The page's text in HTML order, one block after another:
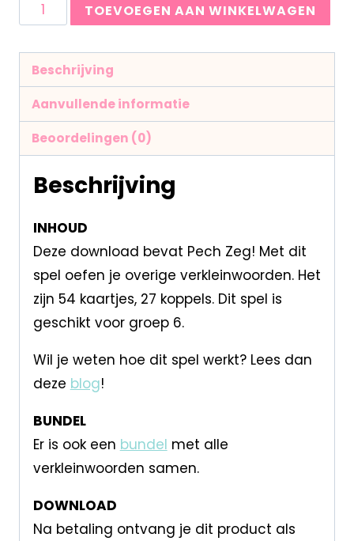
TOEVOEGEN AAN WINKELWAGEN
Beschrijving
Aanvullende informatie
Beoordelingen (0)
Beschrijving
INHOUD
Deze download bevat Pech Zeg! Met dit
spel oefen je overige verkleinwoorden. Het
zijn 54 kaartjes, 27 koppels. Dit spel is
geschikt voor groep 6.
Wil je weten hoe dit spel werkt? Lees dan
deze blog!
BUNDEL
Er is ook een bundel met alle
verkleinwoorden samen.
DOWNLOAD
Na betaling ontvang je dit product als